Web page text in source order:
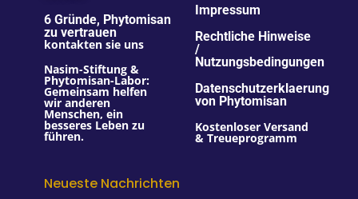
6 Gründe, Phytomisan
zu vertrauen
kontakten sie uns
Nasim-Stiftung &
Phytomisan-Labor:
Gemeinsam helfen
wir anderen
Menschen, ein
besseres Leben zu
führen.
Impressum
Rechtliche Hinweise
/
Nutzungsbedingungen
Datenschutzerklaerung
von Phytomisan
Kostenloser Versand
& Treueprogramm
Neueste Nachrichten